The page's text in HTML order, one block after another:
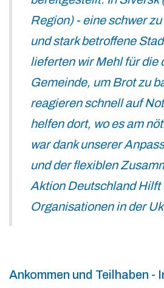
Region) - eine schwer
und stark betroffene
lieferten wir Mehl für die
Gemeinde, um Brot zu
reagieren schnell auf
helfen dort, wo es am
war dank unserer
und der flexiblen
Aktion Deutschland Hilft
Organisationen in der
Ankommen und Teilhaben -